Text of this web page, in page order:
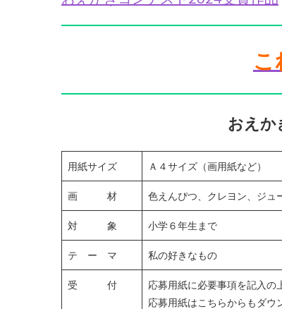
こ
おえ
用紙サイズ Ａ４サイズ（画用紙など）
画 材 色えんぴつ、クレヨン、ジ
対 象 小学６年生まで
テ ー マ 私の好きなもの
受 付
応募用紙に必要事項を記入の
応募用紙はこちらからもダウ